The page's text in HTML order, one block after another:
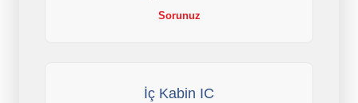
Sorunuz
İç Kabin IC